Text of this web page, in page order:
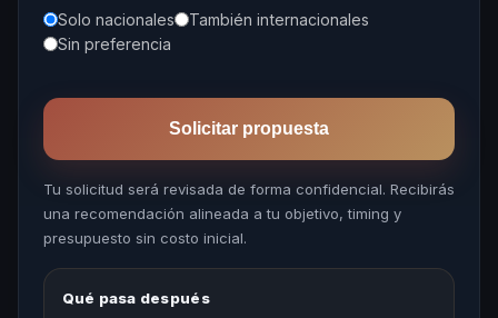
Solo nacionales
También internacionales
Sin preferencia
Solicitar propuesta
Tu solicitud será revisada de forma confidencial. Recibirás
una recomendación alineada a tu objetivo, timing y
presupuesto sin costo inicial.
Qué pasa después